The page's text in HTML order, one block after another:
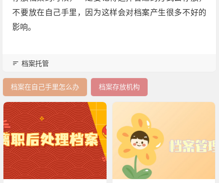
不要放在自己手里，因为这样会对档案产生很多不好的
影响。
档案托管
档案在自己手里怎么办 档案存放机构